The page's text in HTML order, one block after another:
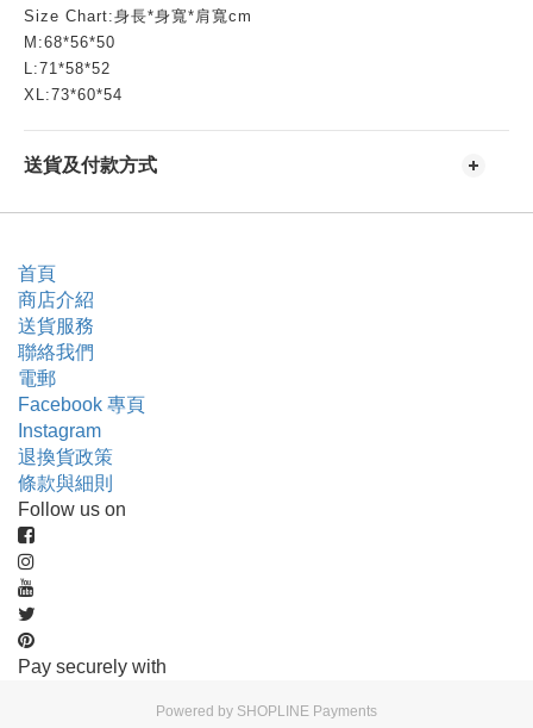
Size Chart:身長*身寬*肩寬cm
M:68*56*50
L:71*58*52
XL:73*60*54
送貨及付款方式
首頁
商店介紹
送貨服務
聯絡我們
電郵
Facebook 專頁
Instagram
退換貨政策
條款與細則
Follow us on
Pay securely with
Powered by SHOPLINE Payments